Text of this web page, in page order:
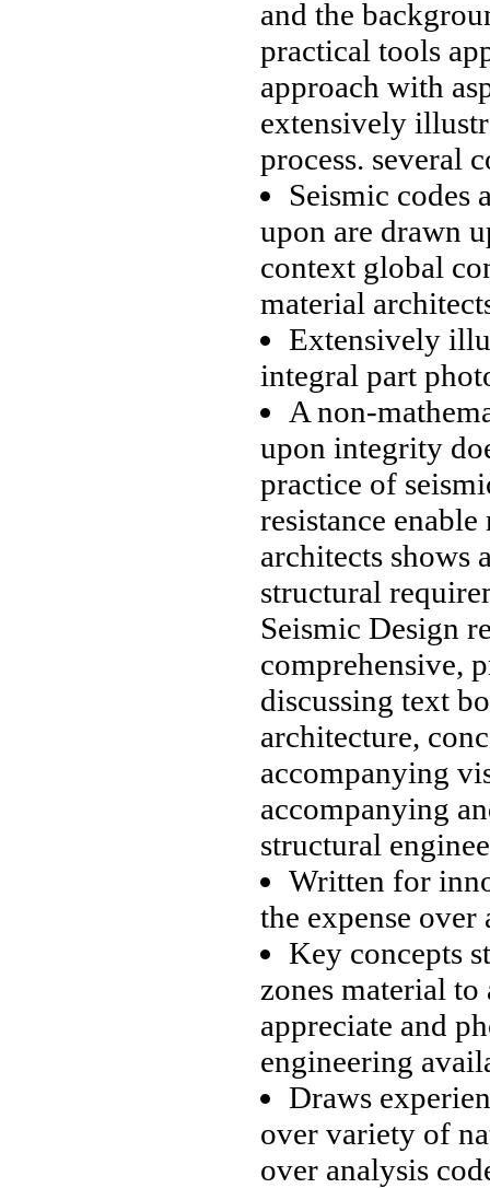
and the
practical tools
approach with
extensively
process. several
Seismic codes
upon are drawn
context global
material
Extensively
integral part
A non-
upon integrity
practice of
resistance enable
architects shows
structural
Seismic Design
comprehensive,
discussing text
architecture,
accompanying
accompanying
structural
Written for
the expense over
Key concepts
zones material
appreciate and
engineering
Draws
over variety of
over analysis